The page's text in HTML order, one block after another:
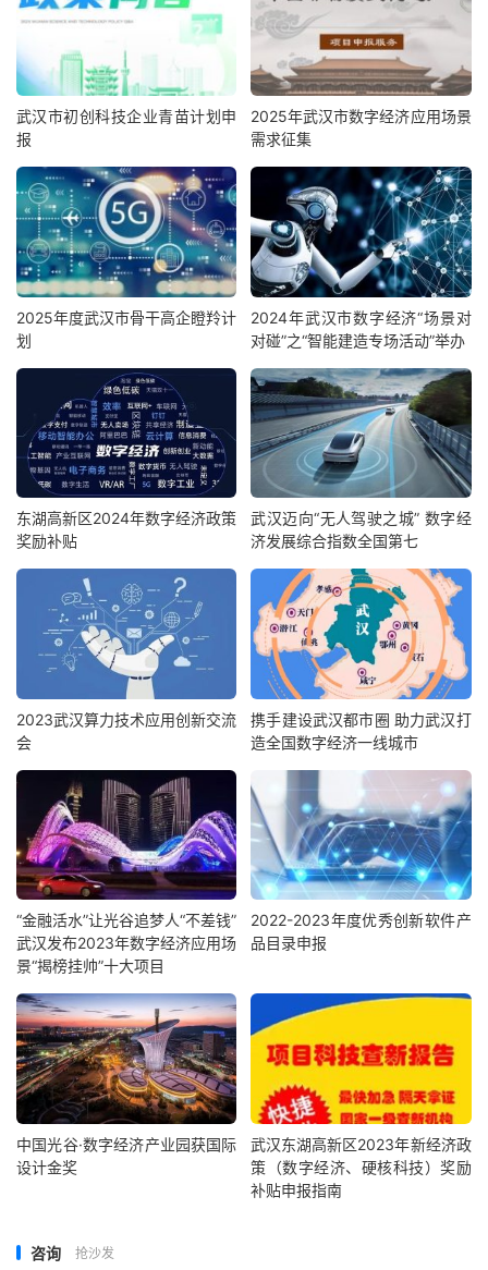
武汉市初创科技企业青苗计划申
报
2025年武汉市数字经济应用场景
需求征集
2025年度武汉市骨干高企瞪羚计
划
2024年武汉市数字经济“场景对
对碰”之“智能建造专场活动”举办
东湖高新区2024年数字经济政策
奖励补贴
武汉迈向“无人驾驶之城” 数字经
济发展综合指数全国第七
2023武汉算力技术应用创新交流
会
携手建设武汉都市圈 助力武汉打
造全国数字经济一线城市
“金融活水”让光谷追梦人“不差钱”
武汉发布2023年数字经济应用场
景“揭榜挂帅”十大项目
2022-2023年度优秀创新软件产
品目录申报
中国光谷·数字经济产业园获国际
设计金奖
武汉东湖高新区2023年新经济政
策（数字经济、硬核科技）奖励
补贴申报指南
咨询 抢沙发